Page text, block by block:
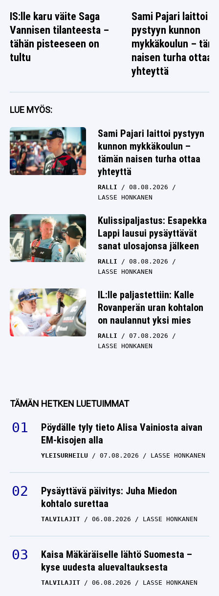
IS:lle karu väite Saga
Vannisen tilanteesta –
tähän pisteeseen on
tultu
Sami Pajari laittoi
pystyyn kunnon
mykkäkoulun –
naisen turha ottaa
yhteyttä
LUE MYÖS:
Sami Pajari laittoi pystyyn
kunnon mykkäkoulun –
tämän naisen turha ottaa
yhteyttä
RALLI
08.08.2026
LASSE HONKANEN
Kulissipaljastus: Esapekka
Lappi lausui pysäyttävät
sanat ulosajonsa jälkeen
RALLI
08.08.2026
LASSE HONKANEN
IL:lle paljastettiin: Kalle
Rovanperän uran kohtalon
on naulannut yksi mies
RALLI
07.08.2026
LASSE HONKANEN
EM-kisojen alla
YLEISURHEILU 07.08.2026
Pysäyttävä päivitys: Juha Miedon
kohtalo surettaa
TALVILAJIT 06.08.2026
Kaisa Mäkäräiselle lähtö Suomesta –
kyse uudesta aluevaltauksesta
TALVILAJIT 06.08.2026 LASSE HONKANEN